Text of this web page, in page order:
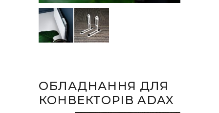
ОБЛАДНАННЯ ДЛЯ
КОНВЕКТОРІВ ADAX